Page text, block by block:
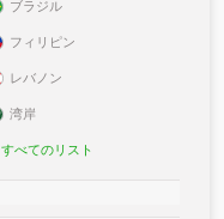
ブラジル
フィリピン
レバノン
湾岸
すべてのリスト